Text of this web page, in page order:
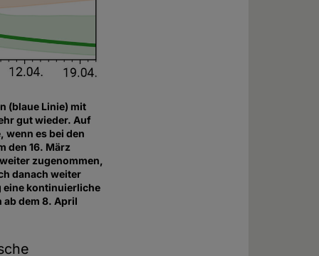
(blaue Linie) mit
gut wieder. Auf
wenn es bei den
den 16. März
zugenommen,
danach weiter
eine kontinuierliche
dem 8. April